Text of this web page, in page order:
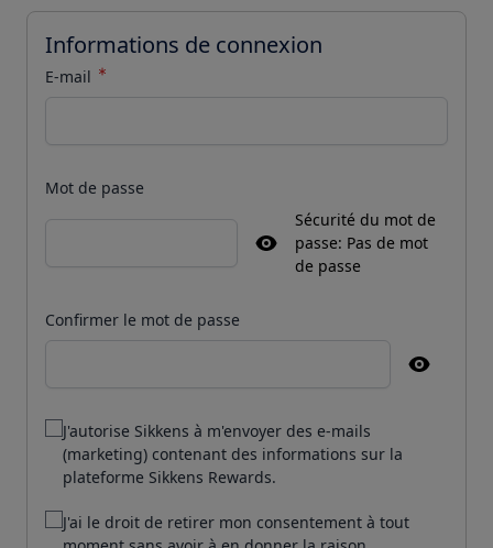
Informations de connexion
E-mail
Mot de passe
Sécurité du mot de
passe: Pas de mot
de passe
Confirmer le mot de passe
J'autorise Sikkens à m'envoyer des e-mails
(marketing) contenant des informations sur la
plateforme Sikkens Rewards.
J'ai le droit de retirer mon consentement à tout